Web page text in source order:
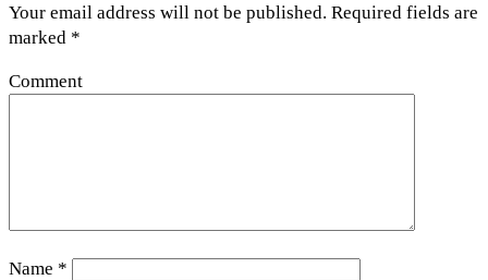
Your email address will not be published. Required fields are
marked *
Comment
Name *